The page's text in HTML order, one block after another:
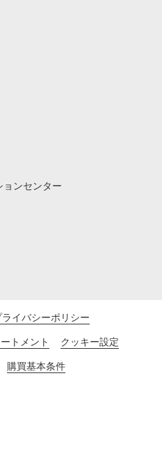
ョンセンター
ライバシーポリシー
トメント クッキー設定
購買基本条件